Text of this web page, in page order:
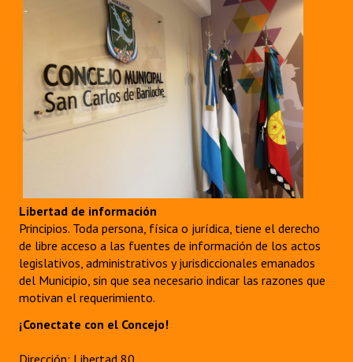
Libertad de información
Principios. Toda persona, física o jurídica, tiene el derecho
de libre acceso a las fuentes de información de los actos
legislativos, administrativos y jurisdiccionales emanados
del Municipio, sin que sea necesario indicar las razones que
motivan el requerimiento.
¡Conectate con el Concejo!
Dirección: Libertad 80